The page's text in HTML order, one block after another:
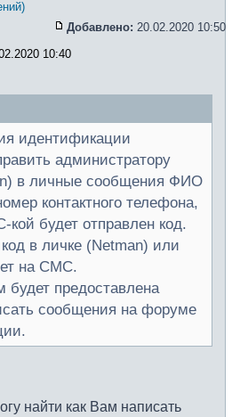
Добавлено: 20.02.2020 10:50
10:40
идентификации
администратору
в личные сообщения ФИО
контактного телефона,
будет отправлен код.
в личке (Netman) или
на СМС.
будет предоставлена
сообщения на форуме
найти как Вам написать